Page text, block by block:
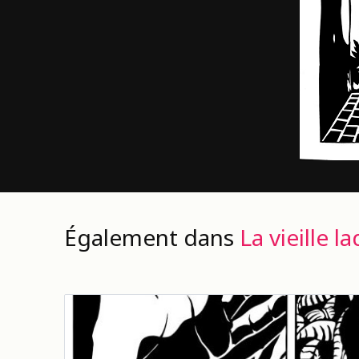
Également dans La vieille